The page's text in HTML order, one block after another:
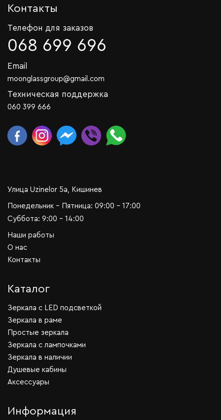
Контакты
Телефон для заказов
068 699 696
Email
moonglassgroup@gmail.com
Техническая поддержка
060 399 666
Улица Uzinelor 5a, Кишинев
Понедельник - Пятница: 09:00 - 17:00
Суббота: 9:00 - 14:00
Наши работы
О нас
Контакты
Каталог
Зеркала c LED подсветкой
Зеркала в раме
Простые зеркала
Зеркала с лампочками
Зеркала в наличии
Душевые кабины
Аксессуары
Информация